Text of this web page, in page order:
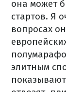
она может
стартов. Я
вопросах
элитным